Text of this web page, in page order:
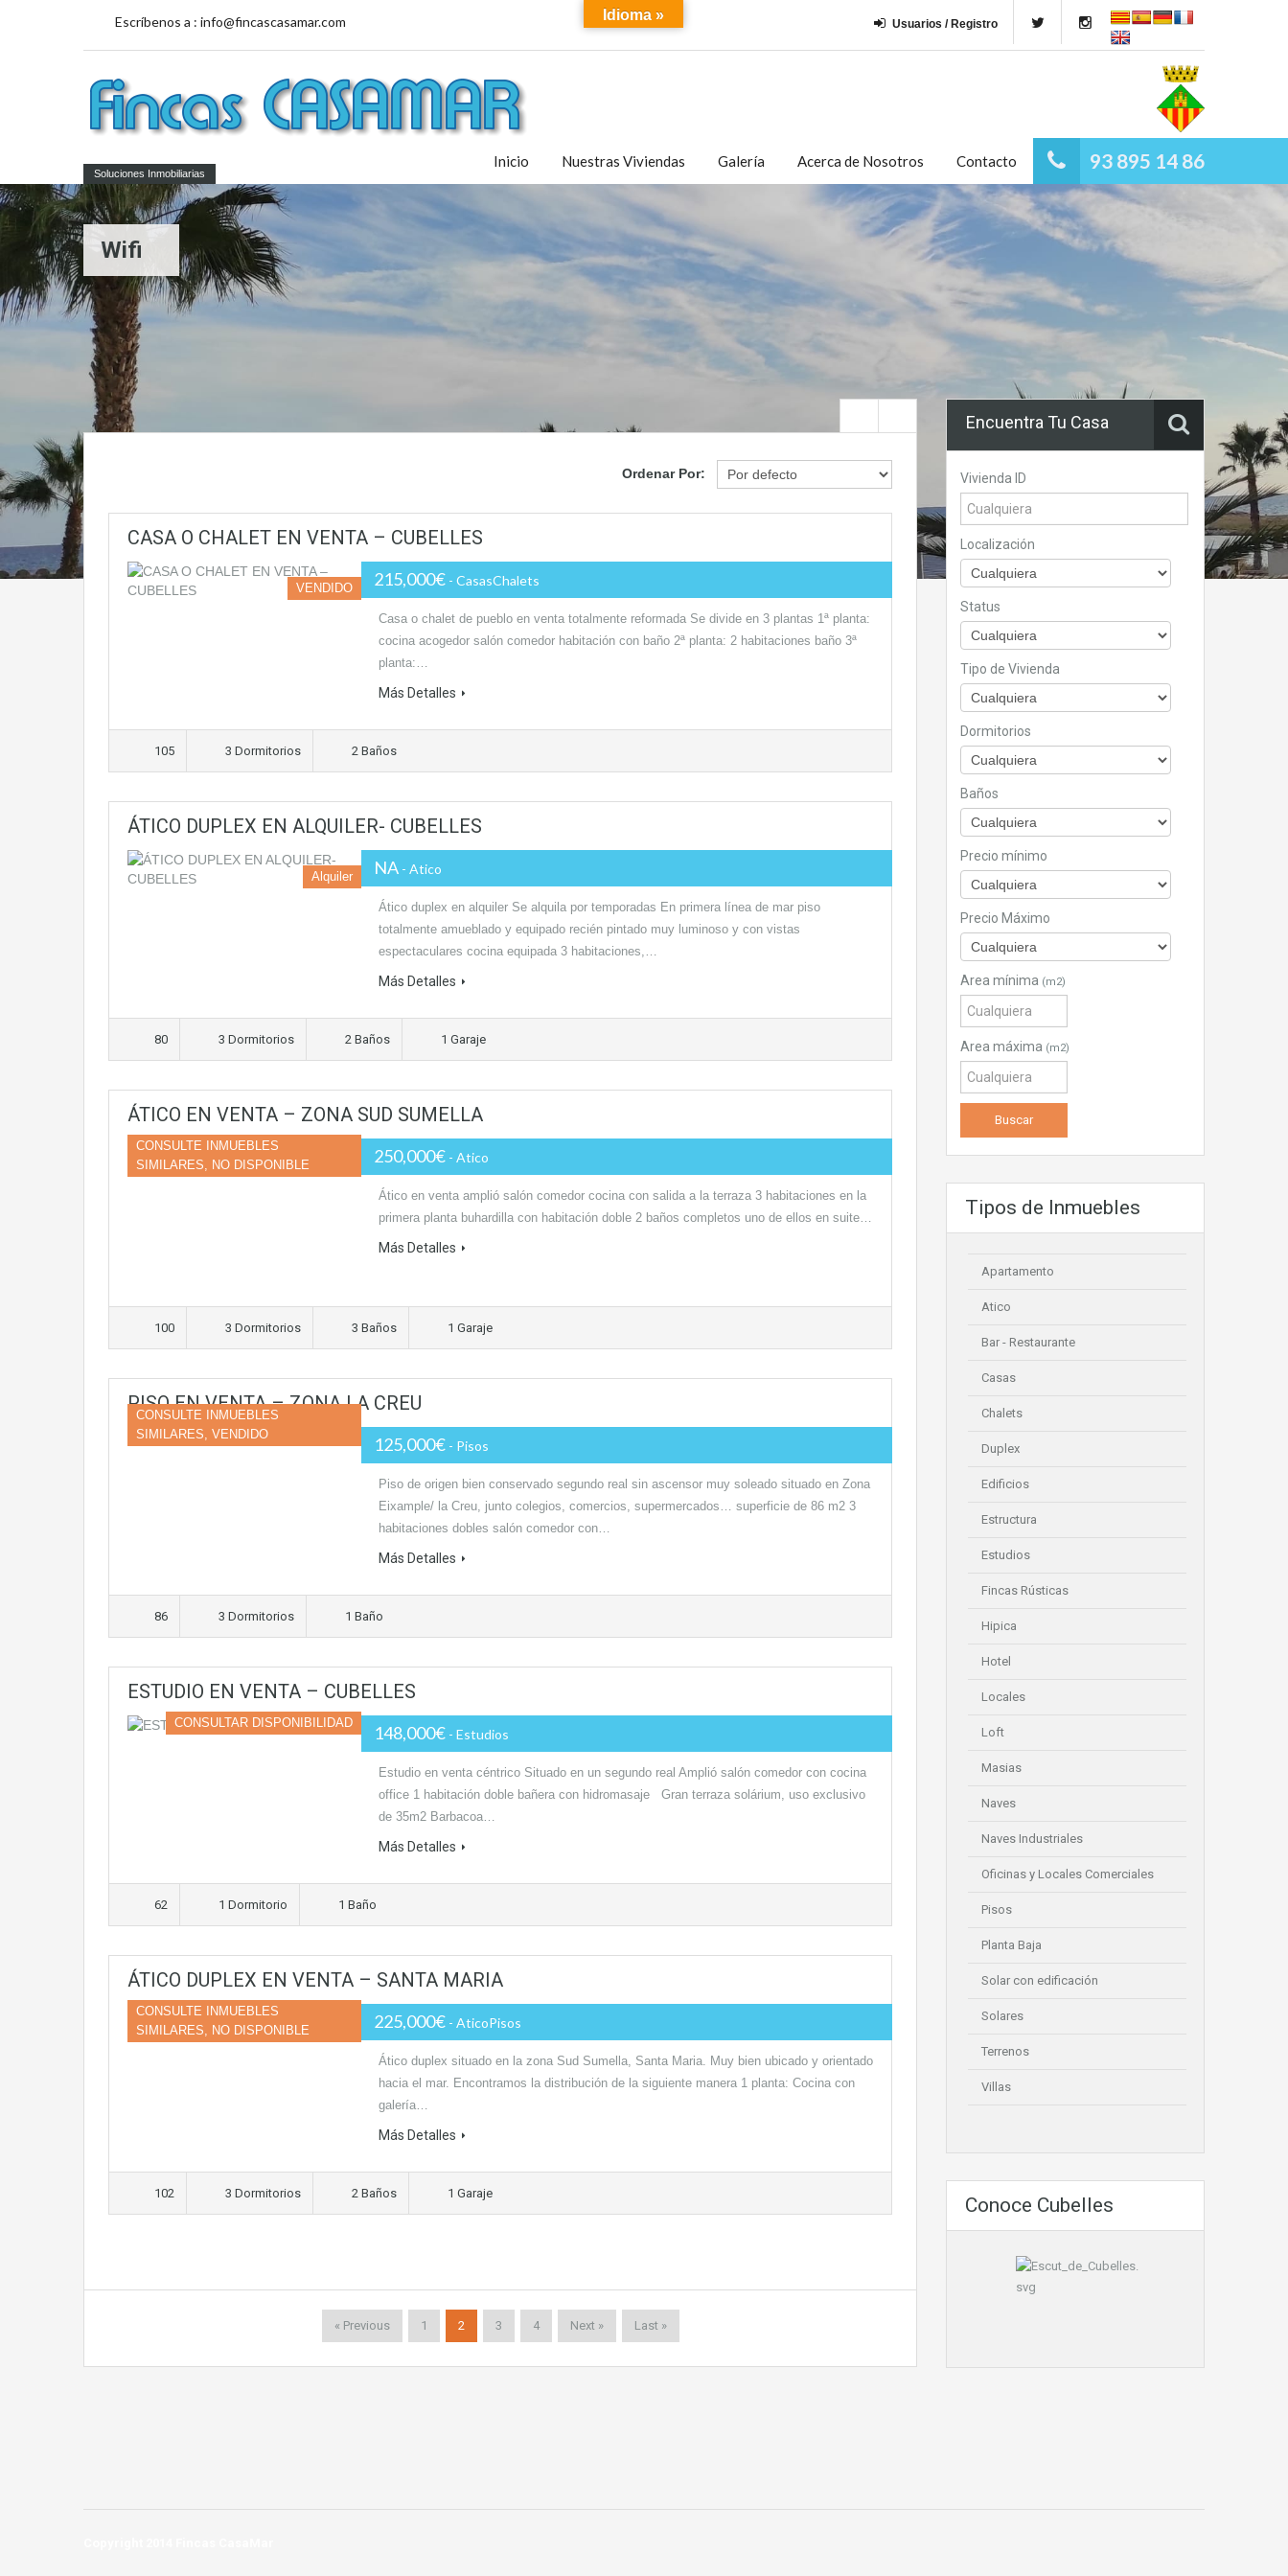
Escríbenos a : info@fincascasamar.com Usuarios / Registro
Soluciones Inmobiliarias
93 895 14 86
Inicio Nuestras Viviendas Galería Acerca de Nosotros Contacto
Wifi
Ordenar Por:
CASA O CHALET EN VENTA – CUBELLES
VENDIDO 215,000€ - CasasChalets
Casa o chalet de pueblo en venta totalmente reformada Se divide en 3 plantas 1ª planta:
cocina acogedor salón comedor habitación con baño 2ª planta: 2 habitaciones baño 3ª
planta:…
Más Detalles
105 3 Dormitorios 2 Baños
ÁTICO DUPLEX EN ALQUILER- CUBELLES
Alquiler NA - Atico
Ático duplex en alquiler Se alquila por temporadas En primera línea de mar piso
totalmente amueblado y equipado recién pintado muy luminoso y con vistas
espectaculares cocina equipada 3 habitaciones,…
Más Detalles
80 3 Dormitorios 2 Baños 1 Garaje
ÁTICO EN VENTA – ZONA SUD SUMELLA
CONSULTE INMUEBLES
SIMILARES, NO DISPONIBLE
250,000€ - Atico
Ático en venta amplió salón comedor cocina con salida a la terraza 3 habitaciones en la
primera planta buhardilla con habitación doble 2 baños completos uno de ellos en suite…
Más Detalles
100 3 Dormitorios 3 Baños 1 Garaje
PISO EN VENTA – ZONA LA CREU
CONSULTE INMUEBLES
SIMILARES, VENDIDO
125,000€ - Pisos
Piso de origen bien conservado segundo real sin ascensor muy soleado situado en Zona
Eixample/ la Creu, junto colegios, comercios, supermercados… superficie de 86 m2 3
habitaciones dobles salón comedor con…
Más Detalles
86 3 Dormitorios 1 Baño
ESTUDIO EN VENTA – CUBELLES
CONSULTAR DISPONIBILIDAD 148,000€ - Estudios
Estudio en venta céntrico Situado en un segundo real Amplió salón comedor con cocina
office 1 habitación doble bañera con hidromasaje Gran terraza solárium, uso exclusivo
de 35m2 Barbacoa…
Más Detalles
62 1 Dormitorio 1 Baño
ÁTICO DUPLEX EN VENTA – SANTA MARIA
CONSULTE INMUEBLES
SIMILARES, NO DISPONIBLE
225,000€ - AticoPisos
Ático duplex situado en la zona Sud Sumella, Santa Maria. Muy bien ubicado y orientado
hacia el mar. Encontramos la distribución de la siguiente manera 1 planta: Cocina con
galería…
Más Detalles
102 3 Dormitorios 2 Baños 1 Garaje
« Previous 1 2 3 4 Next » Last »
Encuentra Tu Casa
Vivienda ID
Localización
Status
Tipo de Vivienda
Dormitorios
Baños
Precio mínimo
Precio Máximo
Area mínima (m2)
Area máxima (m2)
Tipos de Inmuebles
Apartamento
Atico
Bar - Restaurante
Casas
Chalets
Duplex
Edificios
Estructura
Estudios
Fincas Rústicas
Hipica
Hotel
Locales
Loft
Masias
Naves
Naves Industriales
Oficinas y Locales Comerciales
Pisos
Planta Baja
Solar con edificación
Solares
Terrenos
Villas
Conoce Cubelles
Idioma »